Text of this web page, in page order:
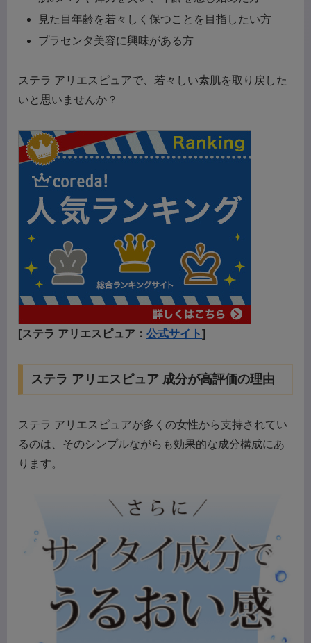
見た目年齢を若々しく保つことを目指したい方
プラセンタ美容に興味がある方
ステラ アリエスピュアで、若々しい素肌を取り戻した
いと思いませんか？
[ステラ アリエスピュア： 公式サイト]
ステラ アリエスピュア 成分が高評価の理由
ステラ アリエスピュアが多くの女性から支持されてい
るのは、そのシンプルながらも効果的な成分構成にあ
ります。